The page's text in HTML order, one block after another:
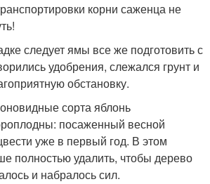
корни саженца не
следует ямы все же подготовить с
удобрения, слежался грунт и
обстановку.
сорта яблонь
посаженный весной
уже в первый год. В этом
полностью удалить, чтобы дерево
и набралось сил.